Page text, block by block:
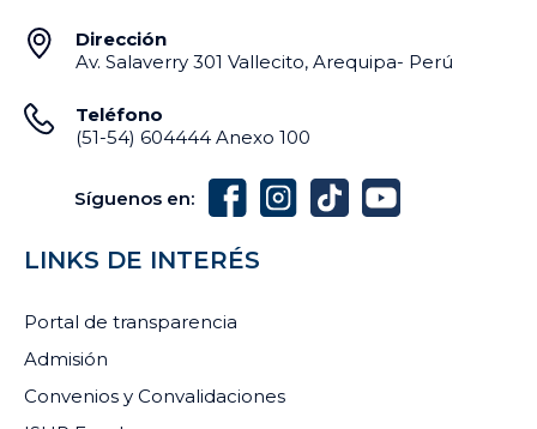
Dirección
Av. Salaverry 301 Vallecito, Arequipa- Perú
Teléfono
(51-54) 604444 Anexo 100
Síguenos en:
LINKS DE INTERÉS
Portal de transparencia
Admisión
Convenios y Convalidaciones